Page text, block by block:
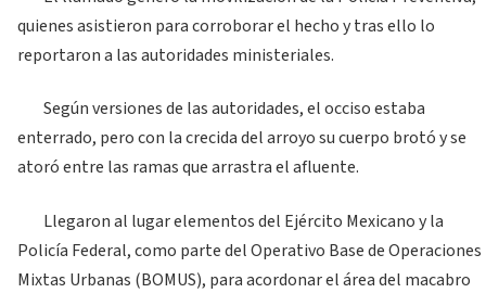
quienes asistieron para corroborar el hecho y tras ello lo
reportaron a las autoridades ministeriales.
Según versiones de las autoridades, el occiso estaba
enterrado, pero con la crecida del arroyo su cuerpo brotó y se
atoró entre las ramas que arrastra el afluente.
Llegaron al lugar elementos del Ejército Mexicano y la
Policía Federal, como parte del Operativo Base de Operaciones
Mixtas Urbanas (BOMUS), para acordonar el área del macabro